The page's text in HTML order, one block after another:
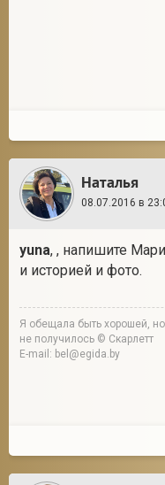
Наталья
08.07.2016 в
yuna, , напишите
и историей и фото.
Я обещала быть хорошей,
не получилось © Скарлетт
E-mail: bel@egida.by